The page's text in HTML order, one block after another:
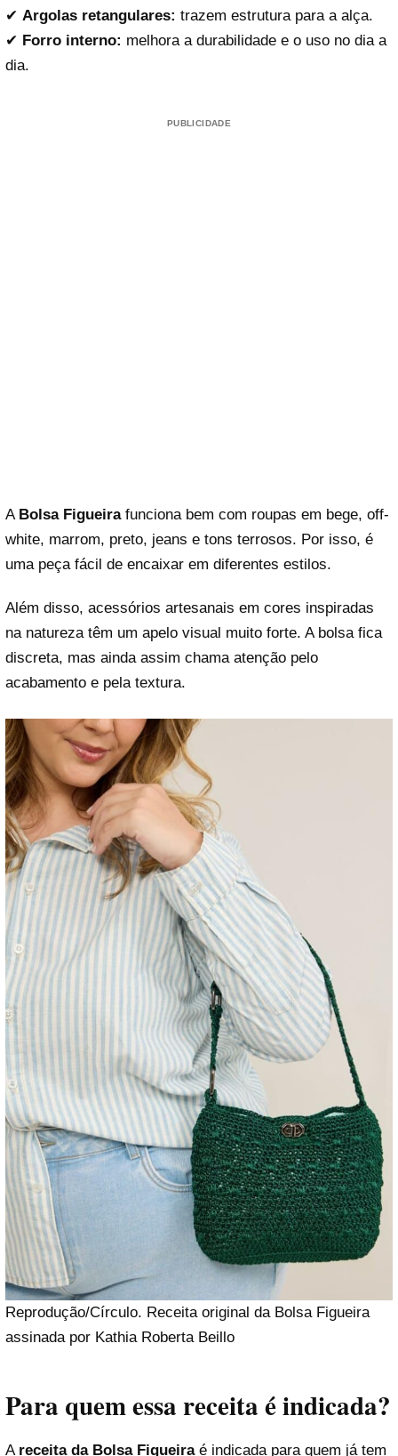
✔ Argolas retangulares: trazem estrutura para a alça.
✔ Forro interno: melhora a durabilidade e o uso no dia a
dia.
PUBLICIDADE
A Bolsa Figueirafunciona bem com roupas em bege, off-
white, marrom, preto, jeans e tons terrosos. Por isso, é
uma peça fácil de encaixar em diferentes estilos.
Além disso, acessórios artesanais em cores inspiradas
na natureza têm um apelo visual muito forte. A bolsa fica
discreta, mas ainda assim chama atenção pelo
acabamento e pela textura.
Reprodução/Círculo. Receita original da Bolsa Figueira
assinada por Kathia Roberta Beillo
Para quem essa receita é indicada?
A receita da Bolsa Figueiraé indicada para quem já tem